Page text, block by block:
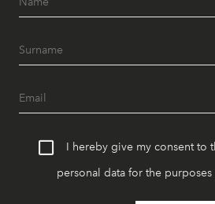
I hereby give my consent to
personal data for the